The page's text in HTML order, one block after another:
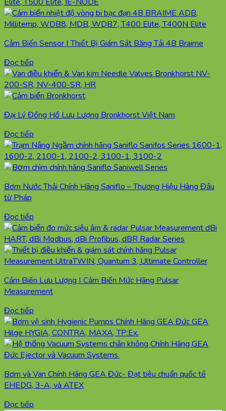
Cảm Biến Sensor | Thiết Bị Giám Sát Băng Tải 4B Braime
Đọc tiếp
Đại Lý Đồng Hồ Lưu Lượng Bronkhorst Việt Nam
Đọc tiếp
Bơm Nước Thải Chính Hãng Saniflo – Thương Hiệu Hàng Đầu
từ Pháp
Đọc tiếp
Cảm Biến Lưu Lượng | Cảm Biến Mức Hãng Pulsar
Measurement
Đọc tiếp
Bơm và Van Chính Hãng GEA Đức- Đạt tiêu chuẩn quốc tế
EHEDG, 3-A, và ATEX
Đọc tiếp